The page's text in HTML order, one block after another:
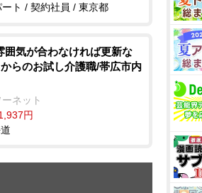
ト / 契約社員 / 東京都
囲気が合わなければ更新な
らのお試し介護職/帯広市内
ネット
円